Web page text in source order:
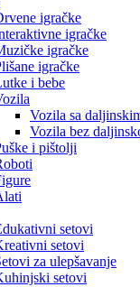
igračke
igračke
igračke
igračke
i bebe
Vozila sa
Vozila bez
i pištolji
setovi
setovi
za ulepšavanje
setovi